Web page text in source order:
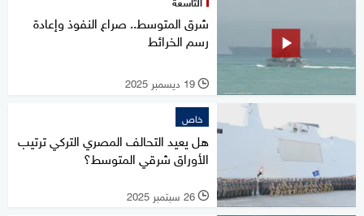
شرق المتوسط.. صراع النفوذ وإعادة
رسم الخرائط
l 19 ديسمبر 2025
خاص
هل يعيد التحالف المصري التركي ترتيب
الأوراق شرقي المتوسط؟
l 26 سبتمبر 2025